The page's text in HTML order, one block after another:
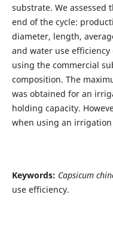
substrate. We assessed
end of the cycle:
diameter, length,
and water use
using the commercial
composition. The
was obtained for an
holding capacity.
when using an irrigation
Keywords: Capsicum
use efficiency.